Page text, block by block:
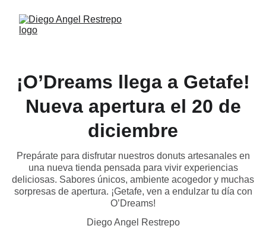
¡O’Dreams llega a Getafe!
Nueva apertura el 20 de
diciembre
Prepárate para disfrutar nuestros donuts artesanales en
una nueva tienda pensada para vivir experiencias
deliciosas. Sabores únicos, ambiente acogedor y muchas
sorpresas de apertura. ¡Getafe, ven a endulzar tu día con
O’Dreams!
Diego Angel Restrepo